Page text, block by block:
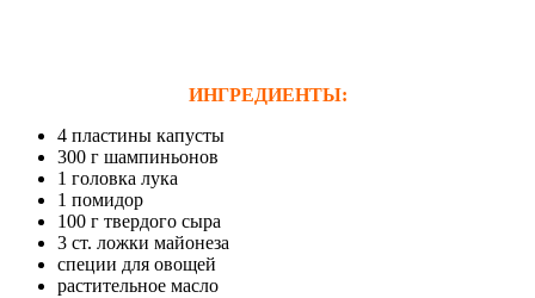
ИНГРЕДИЕНТЫ:
4 пластины капусты
300 г шампиньонов
1 головка лука
1 помидор
100 г твердого сыра
3 ст. ложки майонеза
специи для овощей
растительное масло